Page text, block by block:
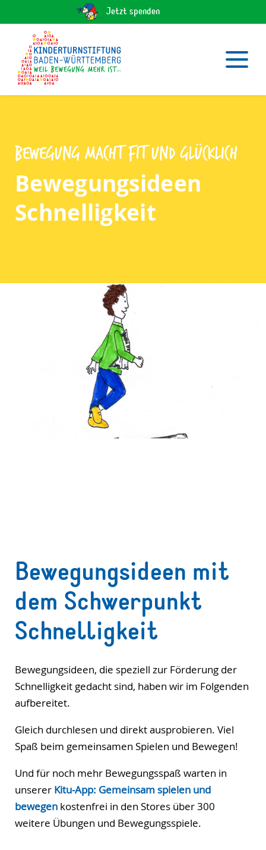
Jetzt spenden
Bewegung macht fit und glücklich
Bewegungsideen
Schnelligkeit
Bewegungsideen mit
dem Schwerpunkt
Schnelligkeit
Bewegungsideen, die speziell zur Förderung der
Schnelligkeit gedacht sind, haben wir im Folgenden
aufbereitet.
Gleich durchlesen und direkt ausprobieren. Viel
Spaß beim gemeinsamen Spielen und Bewegen!
Und für noch mehr Bewegungsspaß warten in
unserer Kitu-App: Gemeinsam spielen und
bewegen kostenfrei in den Stores über 300
weitere Übungen und Bewegungsspiele.